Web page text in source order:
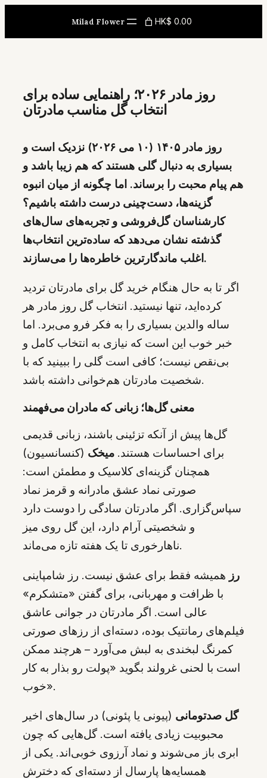
content
Milad Flower HK$ 0.00
روز مادر ۲۰۲۶؛ راهنمایی ساده برای
انتخاب گل مناسب مادرتان
روز مادر ۱۴۰۵ (۱۰ می ۲۰۲۶) نزدیک است و
بسیاری به دنبال گلی هستند که هم زیبا باشد و
هم پیام محبت را برساند. اما چگونه از میان انبوه
گزینه‌ها، دست‌چینی درست داشته باشیم؟
کارشناسان گل‌فروشی و تجربه‌های سال‌های
گذشته نشان می‌دهد که ساده‌ترین انتخاب‌ها
اغلب ماندگارترین خاطره‌ها را می‌سازند.
اگر تا به حال هنگام خرید گل برای مادرتان تردید
کرده‌اید، تنها نیستید. انتخاب گل روز مادر هر
ساله والدین بسیاری را به فکر فرو می‌برد. اما
خبر خوب این است که نیازی به انتخاب کامل و
بی‌نقص نیست؛ کافی است گلی را ببینید که با
شخصیت مادرتان هم‌خوانی داشته باشد.
معنی گل‌ها؛ زبانی که مادران می‌فهمند
گل‌ها پیش از آنکه تزئینی باشند، زبانی قدیمی
برای احساسات هستند. میخک (کنسانسیون)
همچنان گزینه‌ای کلاسیک و مطمئن است:
صورتی نماد عشق مادرانه و قرمز نماد
سپاس‌گزاری. اگر مادرتان سادگی را دوست دارد
و شخصیتی آرام دارد، این گل روی میز
ناهارخوری تا یک هفته تازه می‌ماند.
رز همیشه فقط برای عشق نیست. رز شامپاینی
با ظرافت و مهربانی، برای گفتن «متشکرم»
عالی است. اگر مادرتان در جوانی عاشق
فیلم‌های رمانتیک بوده، دسته‌ای از رزهای صورتی
کمرنگ لبخندی به لبش می‌آورد – هرچند ممکن
است با لحنی غرولند بگوید «پولت رو بذار به کار
خوب».
گل صدتومانی (پیونی یا پئونی) در سال‌های اخیر
محبوبیت زیادی یافته است. گل‌هایی که چون
ابری باز می‌شوند و نماد آرزوی خوبی‌اند. یکی از
همسایه‌ها پارسال از دسته‌ای که دخترش